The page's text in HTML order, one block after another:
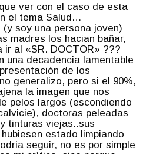
ver con el caso de esta
el tema Salud…
(y soy una persona joven)
madres los hacian bañar,
ir al «SR. DOCTOR» ???
una decadencia lamentable
de los
generalizo, pero si el 90%,
la imagen que nos
pelos largos (escondiendo
doctoras peleadas
tinturas viejas..sus
estado limpiando
seguir, no es por simple